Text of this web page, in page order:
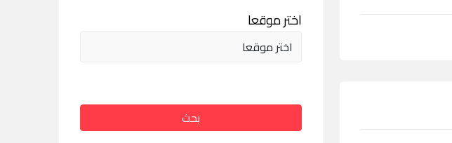
اختر موقعا
بحث